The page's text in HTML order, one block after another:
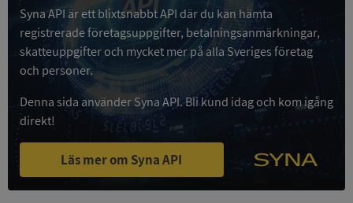
Syna API är ett blixtsnabbt API där du kan hämta
registrerade företagsuppgifter, betalningsanmärkningar,
skatteuppgifter och mycket mer på alla Sveriges företag
och personer.
Denna sida använder Syna API. Bli kund idag och kom igång
direkt!
Läs mer om Syna API
VISITOR_PRIVACY_METADATA
YouTube
5 månader
Privacy Policy